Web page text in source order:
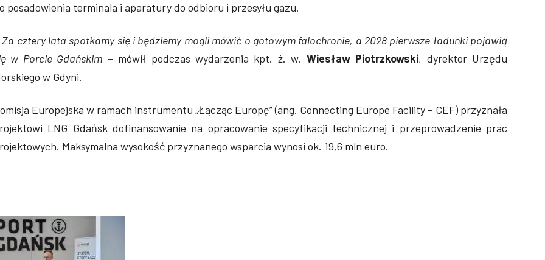
posadowienia terminala i aparatury do odbioru i przesyłu gazu.
Za cztery lata spotkamy się i będziemy mogli mówić o gotowym falochronie, a 2028 pierwsze ładunki pojawią
w Porcie Gdańskim – mówił podczas wydarzenia kpt. ż. w. Wiesław Piotrzkowski, dyrektor Urzędu
w Gdyni.
Europejska w ramach instrumentu „Łącząc Europę” (ang. Connecting Europe Facility – CEF) przyznała
LNG Gdańsk dofinansowanie na opracowanie specyfikacji technicznej i przeprowadzenie prac
Maksymalna wysokość przyznanego wsparcia wynosi ok. 19,6 mln euro.